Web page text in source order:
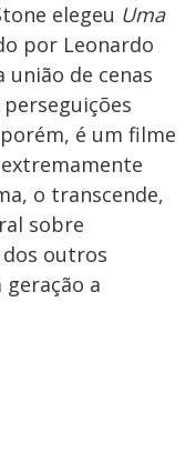
elegeu Uma
por Leonardo
de cenas
é um filme
o transcende,
sobre
outros
a